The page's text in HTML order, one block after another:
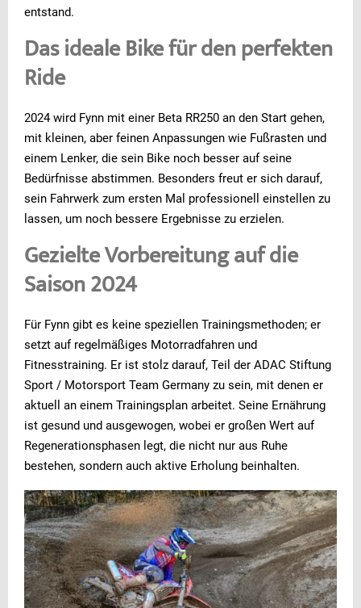
entstand.
Das ideale Bike für den perfekten
Ride
2024 wird Fynn mit einer Beta RR250 an den Start gehen,
mit kleinen, aber feinen Anpassungen wie Fußrasten und
einem Lenker, die sein Bike noch besser auf seine
Bedürfnisse abstimmen. Besonders freut er sich darauf,
sein Fahrwerk zum ersten Mal professionell einstellen zu
lassen, um noch bessere Ergebnisse zu erzielen.
Gezielte Vorbereitung auf die
Saison 2024
Für Fynn gibt es keine speziellen Trainingsmethoden; er
setzt auf regelmäßiges Motorradfahren und
Fitnesstraining. Er ist stolz darauf, Teil der ADAC Stiftung
Sport / Motorsport Team Germany zu sein, mit denen er
aktuell an einem Trainingsplan arbeitet. Seine Ernährung
ist gesund und ausgewogen, wobei er großen Wert auf
Regenerationsphasen legt, die nicht nur aus Ruhe
bestehen, sondern auch aktive Erholung beinhalten.